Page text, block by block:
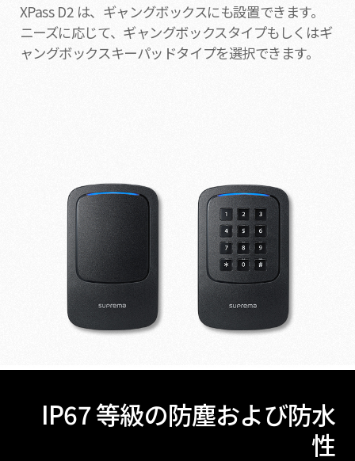
XPass D2 は、ギャングボックスにも設置できます。
ニーズに応じて、ギャングボックスタイプもしくはギ
ャングボックスキーパッドタイプを選択できます。
IP67 等級の防塵および防水
性